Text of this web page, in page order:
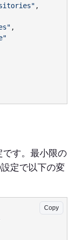
です。最小限の
定で以下の変
Copy